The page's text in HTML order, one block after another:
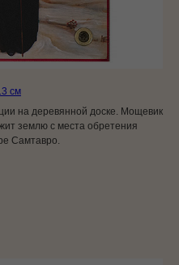
см
на деревянной доске. Мощевик
землю с места обретения
Самтавро.